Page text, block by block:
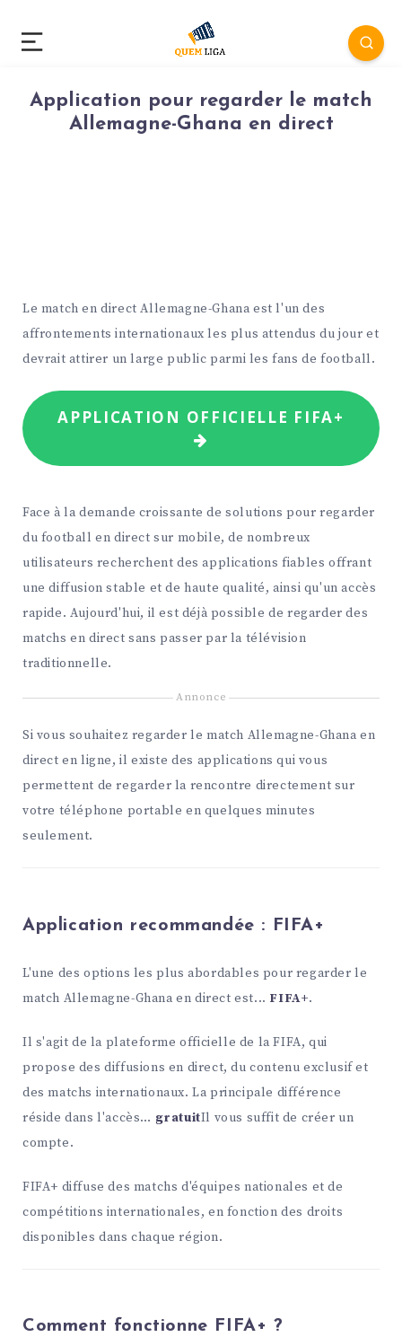
Application pour regarder le match
Allemagne-Ghana en direct
Le match en direct Allemagne-Ghana est l'un des
affrontements internationaux les plus attendus du jour et
devrait attirer un large public parmi les fans de football.
APPLICATION OFFICIELLE FIFA+
Face à la demande croissante de solutions pour regarder
du football en direct sur mobile, de nombreux
utilisateurs recherchent des applications fiables offrant
une diffusion stable et de haute qualité, ainsi qu'un accès
rapide. Aujourd'hui, il est déjà possible de regarder des
matchs en direct sans passer par la télévision
traditionnelle.
Annonce
Si vous souhaitez regarder le match Allemagne-Ghana en
direct en ligne, il existe des applications qui vous
permettent de regarder la rencontre directement sur
votre téléphone portable en quelques minutes
seulement.
Application recommandée : FIFA+
L'une des options les plus abordables pour regarder le
match Allemagne-Ghana en direct est... FIFA+.
Il s'agit de la plateforme officielle de la FIFA, qui
propose des diffusions en direct, du contenu exclusif et
des matchs internationaux. La principale différence
réside dans l'accès… gratuitIl vous suffit de créer un
compte.
FIFA+ diffuse des matchs d'équipes nationales et de
compétitions internationales, en fonction des droits
disponibles dans chaque région.
Comment fonctionne FIFA+ ?